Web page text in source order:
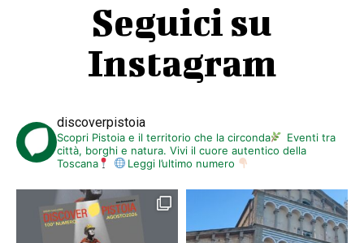
Seguici su
Instagram
discoverpistoia
Scopri Pistoia e il territorio che la circonda
Eventi tra
città, borghi e natura. Vivi il cuore autentico della
Toscana
Leggi l’ultimo numero